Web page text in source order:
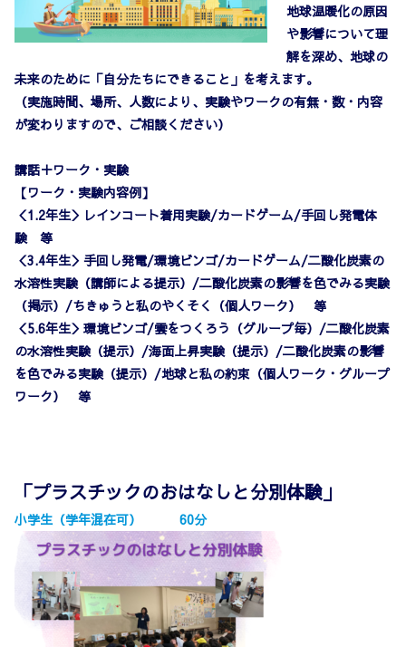
地球温暖化の原因
や影響について理
解を深め、地球の
未来のために「自分たちにできること」を考えます。
（実施時間、場所、人数により、実験やワークの有無・数・内容
が変わりますので、ご相談ください）
講話＋ワーク・実験
【ワーク・実験内容例】
＜1.2年生＞レインコート着用実験/カードゲーム/手回し発電体
験 等
＜3.4年生＞手回し発電/環境ビンゴ/カードゲーム/二酸化炭素の
水溶性実験（講師による提示）/二酸化炭素の影響を色でみる実験
（掲示）/ちきゅうと私のやくそく（個人ワーク） 等
＜5.6年生＞環境ビンゴ/雲をつくろう（グループ毎）/二酸化炭素
の水溶性実験（提示）/海面上昇実験（提示）/二酸化炭素の影響
を色でみる実験（提示）/地球と私の約束（個人ワーク・グループ
ワーク） 等
「プラスチックのおはなしと分別体験」
小学生（学年混在可） 60分